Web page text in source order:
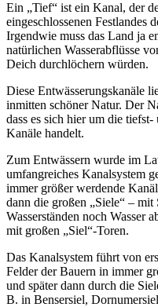
Ein „Tief“ ist ein Kanal, der
eingeschlossenen Festlandes
Irgendwie muss das Land ja
natürlichen Wasserabflüsse
Deich durchlöchern würden.
Diese Entwässerungskanäle
inmitten schöner Natur. Der
dass es sich hier um die
Kanäle handelt.
Zum Entwässern wurde im
umfangreiches Kanalsystem
immer größer werdende
dann die großen „Siele“ –
Wasserständen noch Wasser
mit großen „Siel“-Toren.
Das Kanalsystem führt von
Felder der Bauern in immer
und später dann durch die
B. in Bensersiel,